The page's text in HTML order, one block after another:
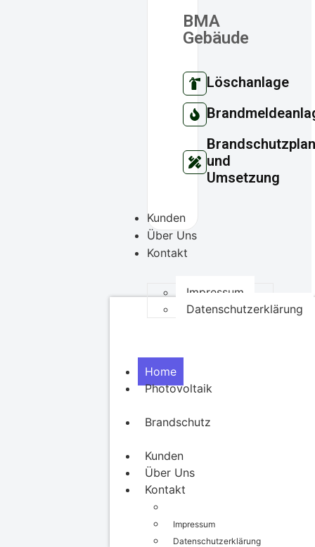
BMA
Gebäude
Löschanlage
und
Umsetzung
Kunden
Über Uns
Kontakt
Impressum
Datenschutzerklärung
Home
Photovoltaik
Brandschutz
Kunden
Über Uns
Kontakt
Impressum
Datenschutzerklärung